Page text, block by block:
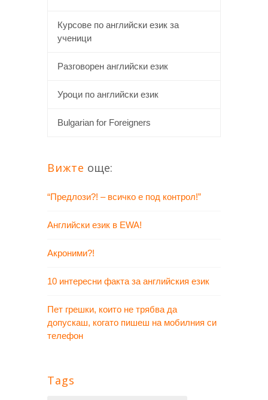
Курсове по английски език за
ученици
Разговорен английски език
Уроци по английски език
Bulgarian for Foreigners
Вижте още:
“Предлози?! – всичко е под контрол!”
Английски език в EWA!
Акроними?!
10 интересни факта за английския език
Пет грешки, които не трябва да
допускаш, когато пишеш на мобилния си
телефон
Tags